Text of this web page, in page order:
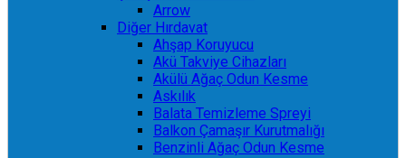
Arrow
Diğer Hırdavat
Ahşap Koruyucu
Akü Takviye Cihazları
Akülü Ağaç Odun Kesme
Askılık
Balata Temizleme Spreyi
Balkon Çamaşır Kurutmalığı
Benzinli Ağaç Odun Kesme